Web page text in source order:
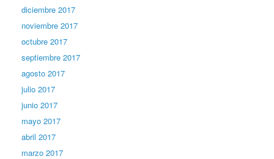
diciembre 2017
noviembre 2017
octubre 2017
septiembre 2017
agosto 2017
julio 2017
junio 2017
mayo 2017
abril 2017
marzo 2017